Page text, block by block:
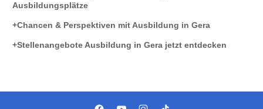
Ausbildungsplätze
Chancen & Perspektiven mit Ausbildung in Gera
Stellenangebote Ausbildung in Gera jetzt entdecken